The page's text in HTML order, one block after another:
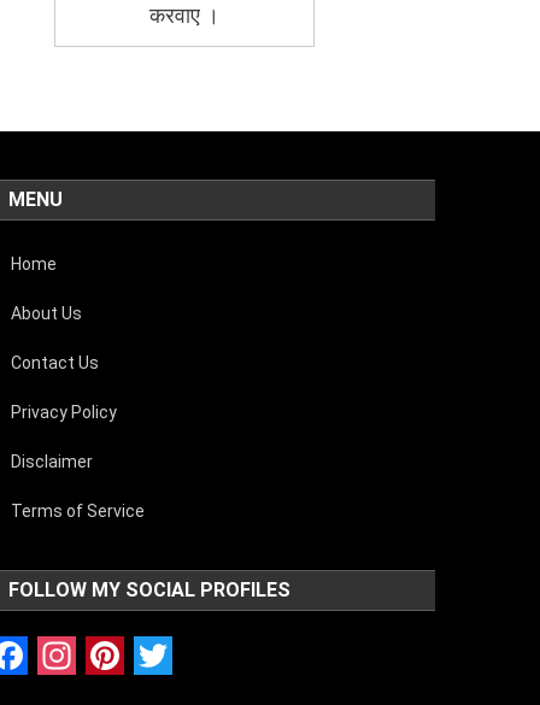
करवाए ।
MENU
Home
About Us
Contact Us
Privacy Policy
Disclaimer
Terms of Service
FOLLOW MY SOCIAL PROFILES